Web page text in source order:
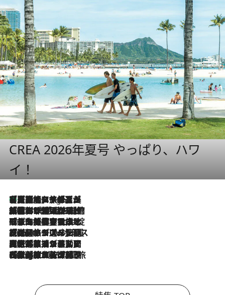
CREA 2026年夏号 やっぱり、ハワ
イ！
3 Hours Ago
【厳選旅コスメ】「多機能アイテムがメイン！」旅好き美容エディターが選んだ夏旅ベストコスメを発表【Mサイズジップ】
2026.8.6
「荷物が増えるほど旅ストレスは増す」美容ジャーナリストがたどり着いた最終結論。“化粧品を劇的に減らす”感動の凝縮美容とは
2026.8.6
「旅先には金髪ウィッグを持参」日本と同じメイクでは損してる!? 美容ジャーナリストが提案する“掟破りの旅美容”とは
2026.8.6
【厳選旅コスメ】「身軽さ＆UV対策重視！」ヘアアーティストshucoが選んだ夏旅ベストコスメを発表【Mサイズジップ】
2026.8.5
【厳選旅コスメ】国内をあちこち移動する河井菜摘が選んだ夏旅ベストコスメ発表！「リラックスアイテムはマスト」【Mサイズジップ】
2026.8.4
【厳選旅コスメ】「紫外線＆乾燥対策しながらメイク感も！」ヘア＆メイクGeorgeが選んだ夏旅ベストコスメを発表！【Mサイズジップ】